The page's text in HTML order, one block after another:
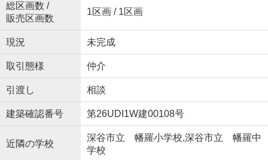
総区画数 /
販売区画数
1区画 / 1区画
現況 未完成
取引態様 仲介
引渡し 相談
建築確認番号 第26UDI1W建00108号
近隣の学校
深谷市立 幡羅小学校,深谷市立 幡羅中
学校